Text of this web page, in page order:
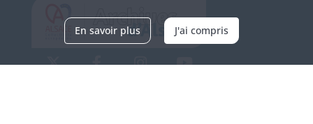
En savoir plus J'ai compris